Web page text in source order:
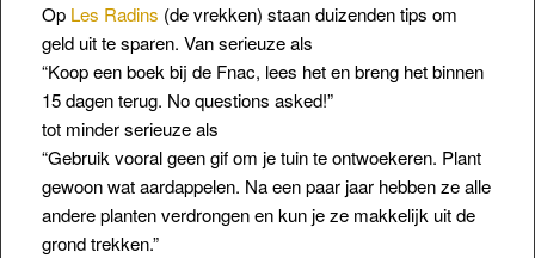
Op Les Radins (de vrekken) staan duizenden tips om
geld uit te sparen. Van serieuze als
“Koop een boek bij de Fnac, lees het en breng het binnen
15 dagen terug. No questions asked!”
tot minder serieuze als
“Gebruik vooral geen gif om je tuin te ontwoekeren. Plant
gewoon wat aardappelen. Na een paar jaar hebben ze alle
andere planten verdrongen en kun je ze makkelijk uit de
grond trekken.”